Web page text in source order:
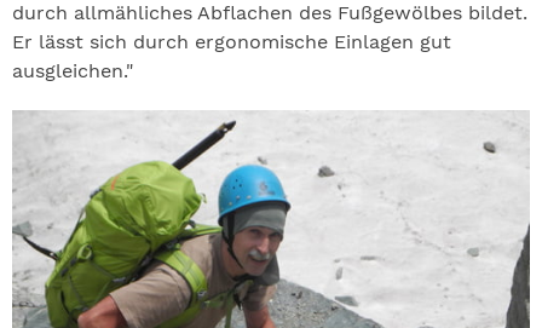
durch allmähliches Abflachen des Fußgewölbes bildet.
Er lässt sich durch ergonomische Einlagen gut
ausgleichen."